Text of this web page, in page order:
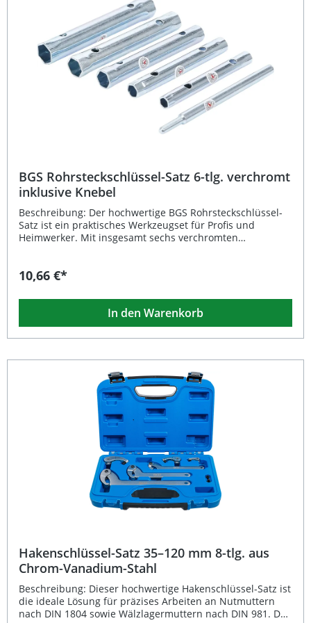
zusätzliche Hebelwirkung möglich Aus
widerstandsfähigem Chrom-Vanadium-Stahl gefertigt
Langlebiges und zuverlässiges Werkzeug für
professionelle Anwendungen Lieferumfang: 1x Spezial-
Ringschlüssel für Lambdasonden SW 22 mm
BGS Rohrsteckschlüssel-Satz 6-tlg. verchromt
inklusive Knebel
Beschreibung: Der hochwertige BGS Rohrsteckschlüssel-
Satz ist ein praktisches Werkzeugset für Profis und
Heimwerker. Mit insgesamt sechs verchromten
vielfältige Montage- und Reparaturarbeiten. Dank der
korrosionsbeständig und einfach zu reinigen. 6-teiliger
Rohrsteckschlüssel-Satz mit Knebel Verchromte
Oberfläche schützt vor Korrosion Größen von SW 8 x 9 mm
bis 16 x 17 mm Ideal für Heimwerker und den
Aufbewahrung – Verpackung für Wandbehang geeignet
Rohrschlüssel SW 14 x 15 mm Rohrschlüssel SW 16 x 17
10,66 €*
In den Warenkorb
Hakenschlüssel-Satz 35–120 mm 8-tlg. aus
Chrom-Vanadium-Stahl
Beschreibung: Dieser hochwertige Hakenschlüssel-Satz ist
die ideale Lösung für präzises Arbeiten an Nutmuttern
nach DIN 1804 sowie Wälzlagermuttern nach DIN 981. Der